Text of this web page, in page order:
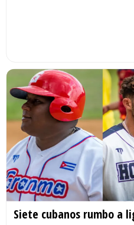
Siete cubanos rumbo a